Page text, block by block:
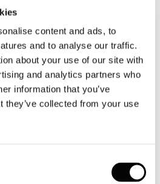
content and ads, to
and to analyse our traffic.
about your use of our site with
and analytics partners who
information that you’ve
they’ve collected from your use
italiani. Secondo un’indagine
meno del 40% partirà ad agosto:
a giugno e luglio, mentre 8,2
per le ferie.
più esperienze in ogni viaggio, ma
di budget secondo quanto rivela